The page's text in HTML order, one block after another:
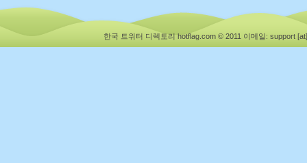
한국 트위터 디렉토리 hotflag.com © 2011 이메일: support